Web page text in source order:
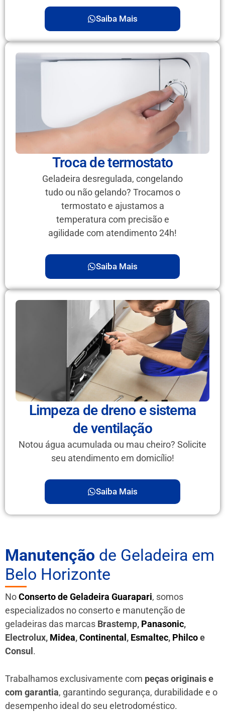
Saiba Mais
Troca de termostato
Geladeira desregulada, congelando
tudo ou não gelando? Trocamos o
termostato e ajustamos a
temperatura com precisão e
agilidade com atendimento 24h!
Saiba Mais
Limpeza de dreno e sistema
de ventilação
Notou água acumulada ou mau cheiro? Solicite
seu atendimento em domicílio!
Saiba Mais
Manutenção de Geladeira em
Belo Horizonte
NoConserto de Geladeira Guarapari, somos
especializados no conserto e manutenção de
geladeiras das marcas Brastemp, Panasonic,
Electrolux, Midea,Continental, Esmaltec, Philcoe
Consul.
Trabalhamos exclusivamente com peças originais e
com garantia, garantindo segurança, durabilidade e o
desempenho ideal do seu eletrodoméstico.